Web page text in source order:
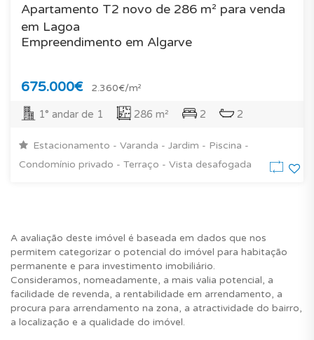
Apartamento T2 novo de 286 m² para venda
em Lagoa
Empreendimento em Algarve
675.000€ 2.360€/m²
1° andar de 1 286 m² 2 2
Estacionamento - Varanda - Jardim - Piscina -
Condomínio privado - Terraço - Vista desafogada
A avaliação deste imóvel é baseada em dados que nos
permitem categorizar o potencial do imóvel para habitação
permanente e para investimento imobiliário.
Consideramos, nomeadamente, a mais valia potencial, a
facilidade de revenda, a rentabilidade em arrendamento, a
procura para arrendamento na zona, a atractividade do bairro,
a localização e a qualidade do imóvel.